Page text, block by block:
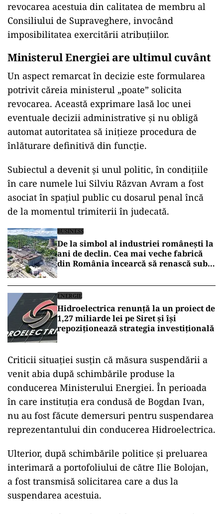
revocarea acestuia din calitatea de membru al
Consiliului de Supraveghere, invocând
imposibilitatea exercitării atribuțiilor.
Ministerul Energiei are ultimul cuvânt
Un aspect remarcat în decizie este formularea
potrivit căreia ministerul „poate” solicita
revocarea. Această exprimare lasă loc unei
eventuale decizii administrative și nu obligă
automat autoritatea să inițieze procedura de
înlăturare definitivă din funcție.
Subiectul a devenit și unul politic, în condițiile
în care numele lui Silviu Răzvan Avram a fost
asociat în spațiul public cu dosarul penal încă
de la momentul trimiterii în judecată.
BUSINESS
De la simbol al industriei românești la
ani de declin. Cea mai veche fabrică
din România încearcă să renască sub
ENERGIE
Hidroelectrica renunță la un proiect de
1,27 miliarde lei pe Siret și își
repoziționează strategia investițională
Criticii situației susțin că măsura suspendării a
venit abia după schimbările produse la
conducerea Ministerului Energiei. În perioada
în care instituția era condusă de Bogdan Ivan,
nu au fost făcute demersuri pentru suspendarea
reprezentantului din conducerea Hidroelectrica.
Ulterior, după schimbările politice și preluarea
interimară a portofoliului de către Ilie Bolojan,
a fost transmisă solicitarea care a dus la
suspendarea acestuia.